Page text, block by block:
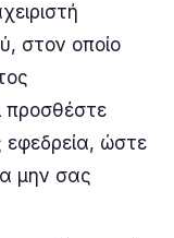
στον οποίο
προσθέστε
εφεδρεία, ώστε
μην σας